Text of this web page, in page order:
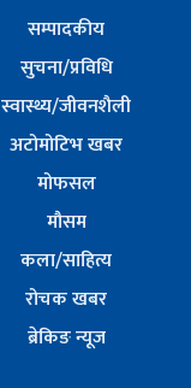
सम्पादकीय
सुचना/प्रविधि
स्वास्थ्य/जीवनशैली
अटोमोटिभ खबर
मोफसल
मौसम
कला/साहित्य
रोचक खबर
ब्रेकिङ न्यूज